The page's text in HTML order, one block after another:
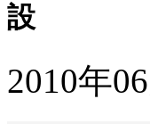
設
2010年